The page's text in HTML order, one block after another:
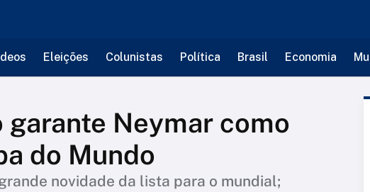
Eleições Colunistas Política Brasil Economia
Neymar como
do Mundo
novidade da lista para o mundial;